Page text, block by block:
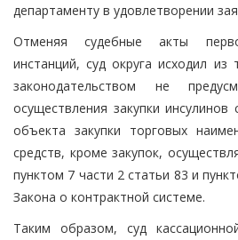
департаменту в удовлетворении
Отменяя судебные акты
инстанций, суд округа исходил
законодательством не
осуществления закупки инсулинов
объекта закупки торговых
средств, кроме закупок,
пунктом 7 части 2 статьи 83 и
Закона о контрактной системе.
Таким образом, суд